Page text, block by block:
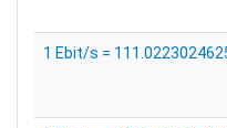
1 Ebit/s =